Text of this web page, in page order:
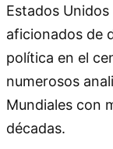
Estados
aficionados de
política en el
numerosos
Mundiales con
décadas.